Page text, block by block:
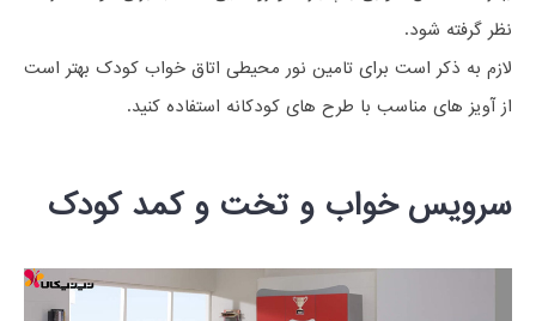
نظر گرفته شود.
لازم به ذکر است برای تامین نور محیطی اتاق خواب کودک بهتر است
از آویز های مناسب با طرح های کودکانه استفاده کنید.
سرویس خواب و تخت و کمد کودک